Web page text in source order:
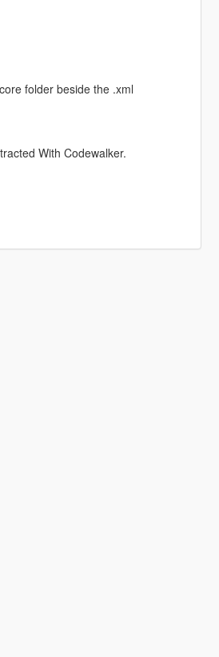
folder beside the .xml
With Codewalker.